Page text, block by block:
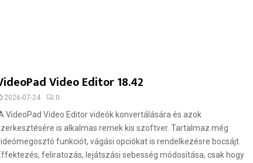
Video Editor 18.42
2026-07-24 0
VideoPad Video Editor videók konvertálására és azok
is alkalmas remek kis szoftver. Tartalmaz még
funkciót, vágási opciókat is rendelkezésre bocsájt.
feliratozás, lejátszási sebesség módosítása, csak hogy